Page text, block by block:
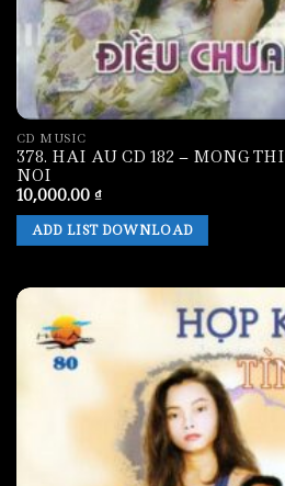
CD MUSIC
378. HAI AU CD 182 – MONG
NOI
10,000.00 ₫
ADD LIST DOWNLOAD